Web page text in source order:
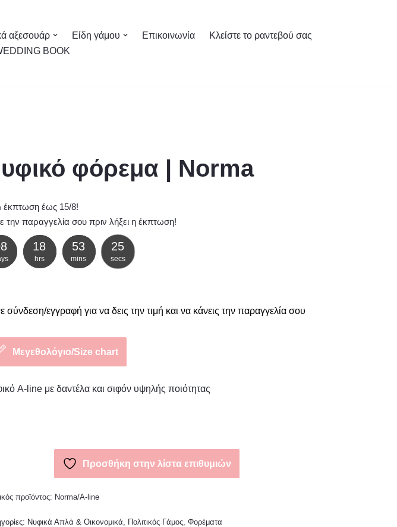
αξεσουάρ Είδη γάμου Επικοινωνία
Κλείστε το ραντεβού σας
BOOK
φόρεμα | Norma
έκπτωση έως 15/8!
την παραγγελία σου πριν λήξει η έκπτωση!
18
hrs
53
mins
23
secs
σύνδεση/εγγραφή για να δεις την τιμή και να κάνεις την παραγγελία σου
Μεγεθολόγιο/Size chart
A-line με δαντέλα και σιφόν υψηλής ποιότητας
Προσθήκη στην λίστα επιθυμιών
προϊόντος: Norma/A-line
Νυφικά Απλά & Οικονομικά Πολιτικός Γάμος ,Φορέματα